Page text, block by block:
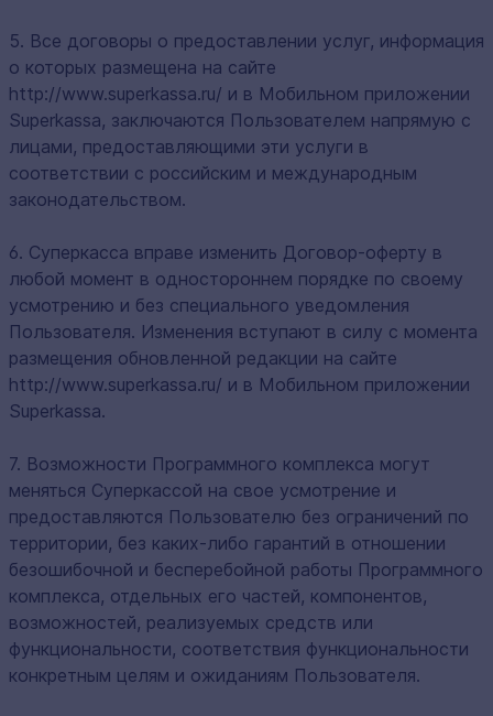
5. Все договоры о предоставлении услуг, информация
о которых размещена на сайте
http://www.superkassa.ru/ и в Мобильном приложении
Superkassa, заключаются Пользователем напрямую с
лицами, предоставляющими эти услуги в
соответствии с российским и международным
законодательством.
6. Суперкасса вправе изменить Договор-оферту в
любой момент в одностороннем порядке по своему
усмотрению и без специального уведомления
Пользователя. Изменения вступают в силу с момента
размещения обновленной редакции на сайте
http://www.superkassa.ru/ и в Мобильном приложении
Superkassa.
7. Возможности Программного комплекса могут
меняться Суперкассой на свое усмотрение и
предоставляются Пользователю без ограничений по
территории, без каких-либо гарантий в отношении
безошибочной и бесперебойной работы Программного
комплекса, отдельных его частей, компонентов,
возможностей, реализуемых средств или
функциональности, соответствия функциональности
конкретным целям и ожиданиям Пользователя.